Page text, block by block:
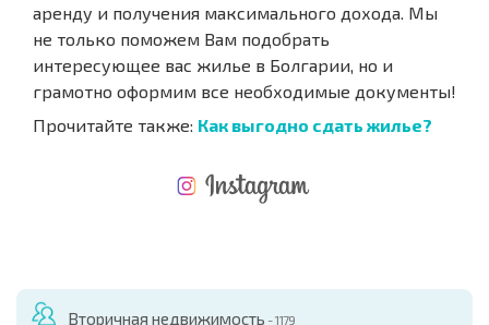
аренду и получения максимального дохода. Мы
не только поможем Вам подобрать
интересующее вас жилье в Болгарии, но и
грамотно оформим все необходимые документы!
Прочитайте также: Как выгодно сдать жилье?
Вторичная недвижимость - 1179